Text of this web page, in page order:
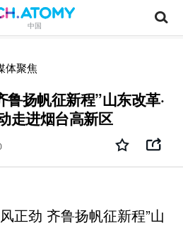
中国
体聚焦
扬帆征新程”山东改革·
走进烟台高新区
正劲 齐鲁扬帆征新程”山